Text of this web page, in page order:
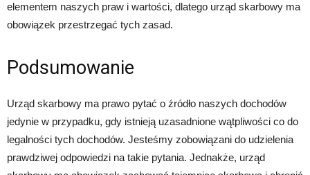
elementem naszych praw i wartości, dlatego urząd skarbowy ma
obowiązek przestrzegać tych zasad.
Podsumowanie
Urząd skarbowy ma prawo pytać o źródło naszych dochodów
jedynie w przypadku, gdy istnieją uzasadnione wątpliwości co do
legalności tych dochodów. Jesteśmy zobowiązani do udzielenia
prawdziwej odpowiedzi na takie pytania. Jednakże, urząd